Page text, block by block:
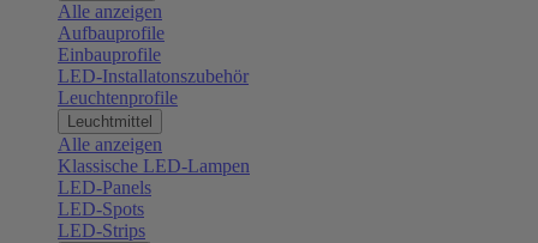
Alle anzeigen
Aufbauprofile
Einbauprofile
LED-Installatonszubehör
Leuchtenprofile
Leuchtmittel
Alle anzeigen
Klassische LED-Lampen
LED-Panels
LED-Spots
LED-Strips